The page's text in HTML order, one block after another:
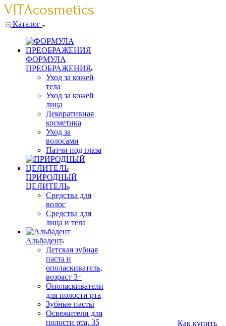
Каталог
ФОРМУЛА
ПРЕОБРАЖЕНИЯ
Уход за кожей
тела
Уход за кожей
лица
Декоративная
косметика
Уход за
волосами
Патчи под глаза
ПРИРОДНЫЙ
ЦЕЛИТЕЛЬ
Средства для
волос
Средства для
лица и тела
Альбадент
Детская зубная
паста и
ополаскиватель,
возраст 3+
Ополаскиватели
для полости рта
Зубные пасты
Освежители для
полости рта, 35
Как купить